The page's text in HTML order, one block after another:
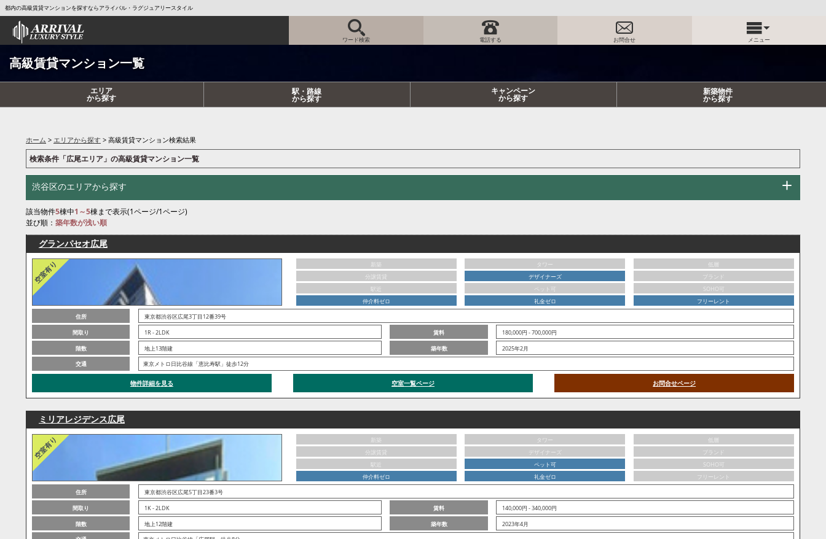
都内の高級賃貸マンションを探すならアライバル・ラグジュアリースタイル
ワード検索 電話する お問合せ メニュー
高級賃貸マンション一覧
エリア
から探す
駅・路線
から探す
キャンペーン
から探す
新築物件
から探す
ホーム エリアから探す 高級賃貸マンション検索結果
検索条件「広尾エリア」の高級賃貸マンション一覧
渋谷区のエリアから探す
該当物件5棟中1～5棟まで表示(1ページ/1ページ)
並び順： 築年数が浅い順
グランパセオ広尾
新築 タワー
低層
分譲賃貸
デザイナーズ
ブランド
駅近
ペット可
SOHO可
仲介料ゼロ
礼金ゼロ
フリーレント
住所
東京都渋谷区広尾3丁目12番39号
間取り
1R - 2LDK 賃料
180,000円 - 700,000円
階数
地上13階建 築年数
2025年2月
交通
東京メトロ日比谷線「恵比寿駅」徒歩12分
物件詳細を見る 空室一覧ページ お問合せページ
ミリアレジデンス広尾
新築 タワー
低層
分譲賃貸
デザイナーズ
ブランド
駅近
ペット可
SOHO可
仲介料ゼロ
礼金ゼロ
フリーレント
住所
東京都渋谷区広尾5丁目23番3号
間取り
1K - 2LDK 賃料
140,000円 - 340,000円
階数
地上12階建 築年数
2023年4月